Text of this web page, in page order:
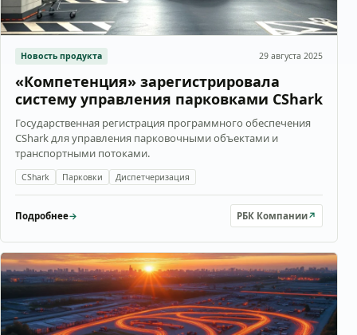
Новость продукта 29 августа 2025
«Компетенция» зарегистрировала
систему управления парковками CShark
Государственная регистрация программного обеспечения
CShark для управления парковочными объектами и
транспортными потоками.
CShark Парковки Диспетчеризация
Подробнее→ РБК Компании↗